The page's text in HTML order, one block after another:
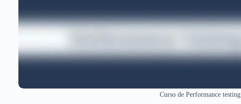
Curso de Performance testing